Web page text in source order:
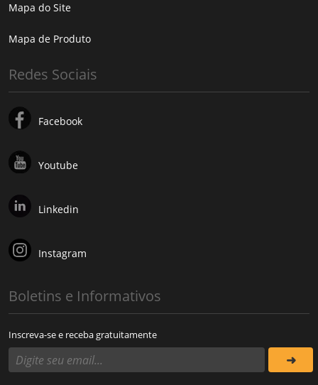
Mapa do Site
Mapa de Produto
Redes Sociais
Facebook
Youtube
Linkedin
Instagram
Boletins e Informativos
Inscreva-se e receba gratuitamente